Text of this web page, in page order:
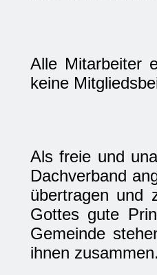
Alle Mitarbeiter
keine
Als freie und
Dachverband
übertragen und
Gottes gute
Gemeinde
ihnen zusammen.